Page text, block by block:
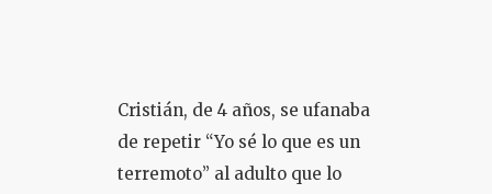
NOVEDADESCristián, de 4 años, se ufanaba
de repetir “Yo sé lo que es un
terremoto” al adulto que lo